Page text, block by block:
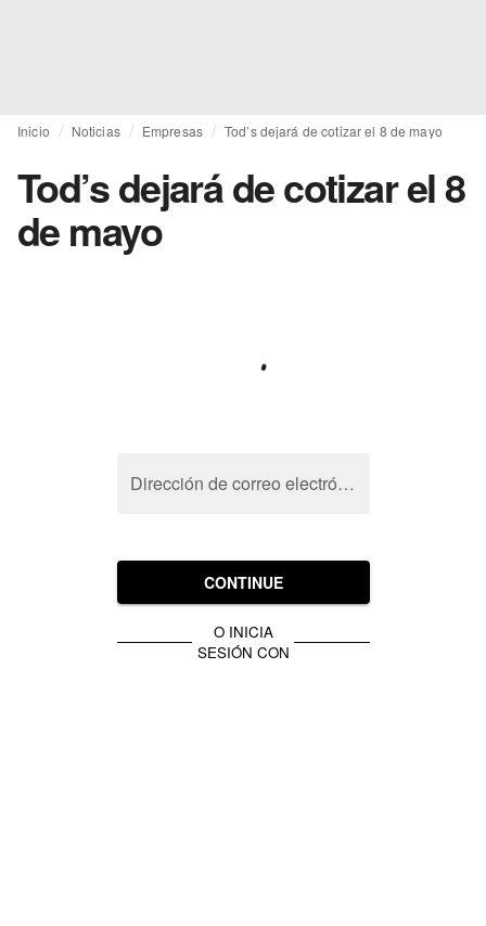
Inicio Noticias Empresas Tod’s dejará de cotizar el 8 de mayo
Tod’s dejará de cotizar el 8
de mayo
Dirección de correo electrónico
CONTINUE
O INICIA
SESIÓN CON